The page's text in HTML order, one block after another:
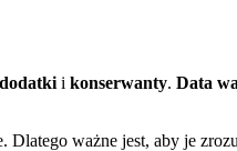
dodatki i konserwanty. Data
Dlatego ważne jest, aby je